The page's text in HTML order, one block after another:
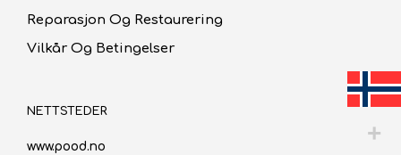
Reparasjon Og Restaurering
Vilkår Og Betingelser
NETTSTEDER
www.pood.no